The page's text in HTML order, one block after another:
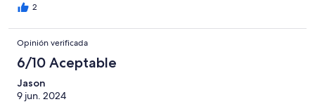
2
Opinión verificada
6/10 Aceptable
Jason
9 jun. 2024